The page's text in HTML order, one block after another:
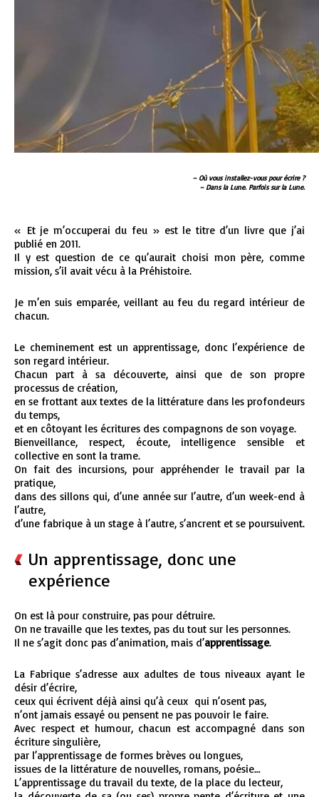
– Où vous installez-vous pour écrire ?
– Dans la Lune. Parfois sur la Lune.
« Et je m’occuperai du feu » est le titre d’un livre que j’ai
publié en 2011.
Il y est question de ce qu’aurait choisi mon père, comme
mission, s’il avait vécu à la Préhistoire.
Je m’en suis emparée, veillant au feu du regard intérieur de
chacun.
Le cheminement est un apprentissage, donc l’expérience de
son regard intérieur.
Chacun part à sa découverte, ainsi que de son propre
processus de création,
en se frottant aux textes de la littérature dans les profondeurs
du temps,
et en côtoyant les écritures des compagnons de son voyage.
Bienveillance, respect, écoute, intelligence sensible et
collective en sont la trame.
On fait des incursions, pour appréhender le travail par la
pratique,
dans des sillons qui, d’une année sur l’autre, d’un week-end à
l’autre,
d’une fabrique à un stage à l’autre, s’ancrent et se poursuivent.
Un apprentissage, donc une
expérience
On est là pour construire, pas pour détruire.
On ne travaille que les textes, pas du tout sur les personnes.
Il ne s’agit donc pas d’animation, mais d’apprentissage.
La Fabrique s’adresse aux adultes de tous niveaux ayant le
désir d’écrire,
ceux qui écrivent déjà ainsi qu’à ceux qui n’osent pas,
n’ont jamais essayé ou pensent ne pas pouvoir le faire.
Avec respect et humour, chacun est accompagné dans son
écriture singulière,
par l’apprentissage de formes brèves ou longues,
issues de la littérature de nouvelles, romans, poésie…
L’apprentissage du travail du texte, de la place du lecteur,